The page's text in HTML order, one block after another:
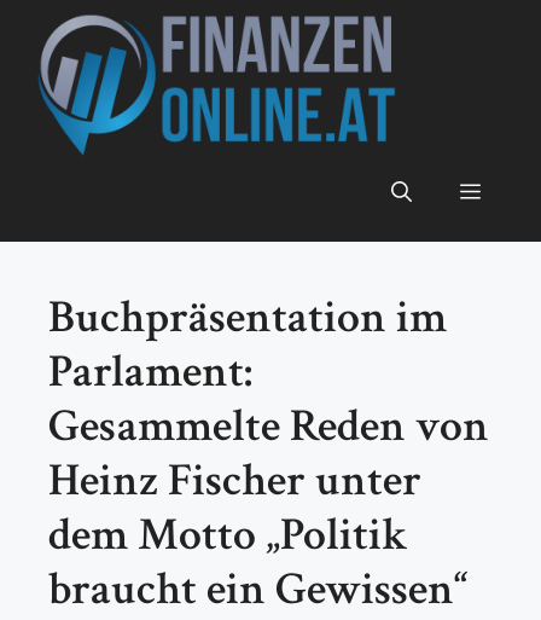
Inhalt
springen
Menü
Buchpräsentation im
Parlament:
Gesammelte Reden von
Heinz Fischer unter
dem Motto „Politik
braucht ein Gewissen“